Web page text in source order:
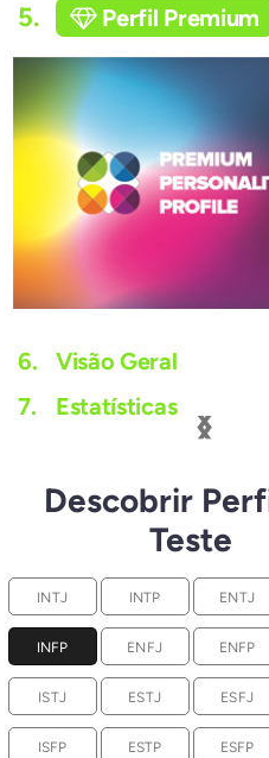
5. Perfil Premium
‹
›
6.
Visão Geral
7.
Estatísticas
Descobrir
Teste
INTJ INTP ENTJ
INFP ENFJ ENFP
ISTJ ESTJ ESFJ
ISFP ESTP ESFP